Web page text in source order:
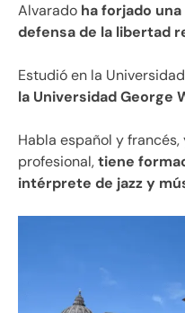
Alvarado ha forjado
defensa de la libertad
Estudió en la
la Universidad George
Habla español y
profesional,tiene
intérprete de jazz y